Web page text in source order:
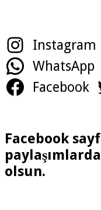
Instagram
WhatsApp
Facebook
Facebook
olsun.